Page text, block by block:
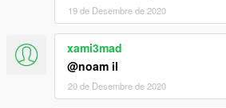
19 de Desembre de 2020
xami3mad
@noam il
20 de Desembre de 2020